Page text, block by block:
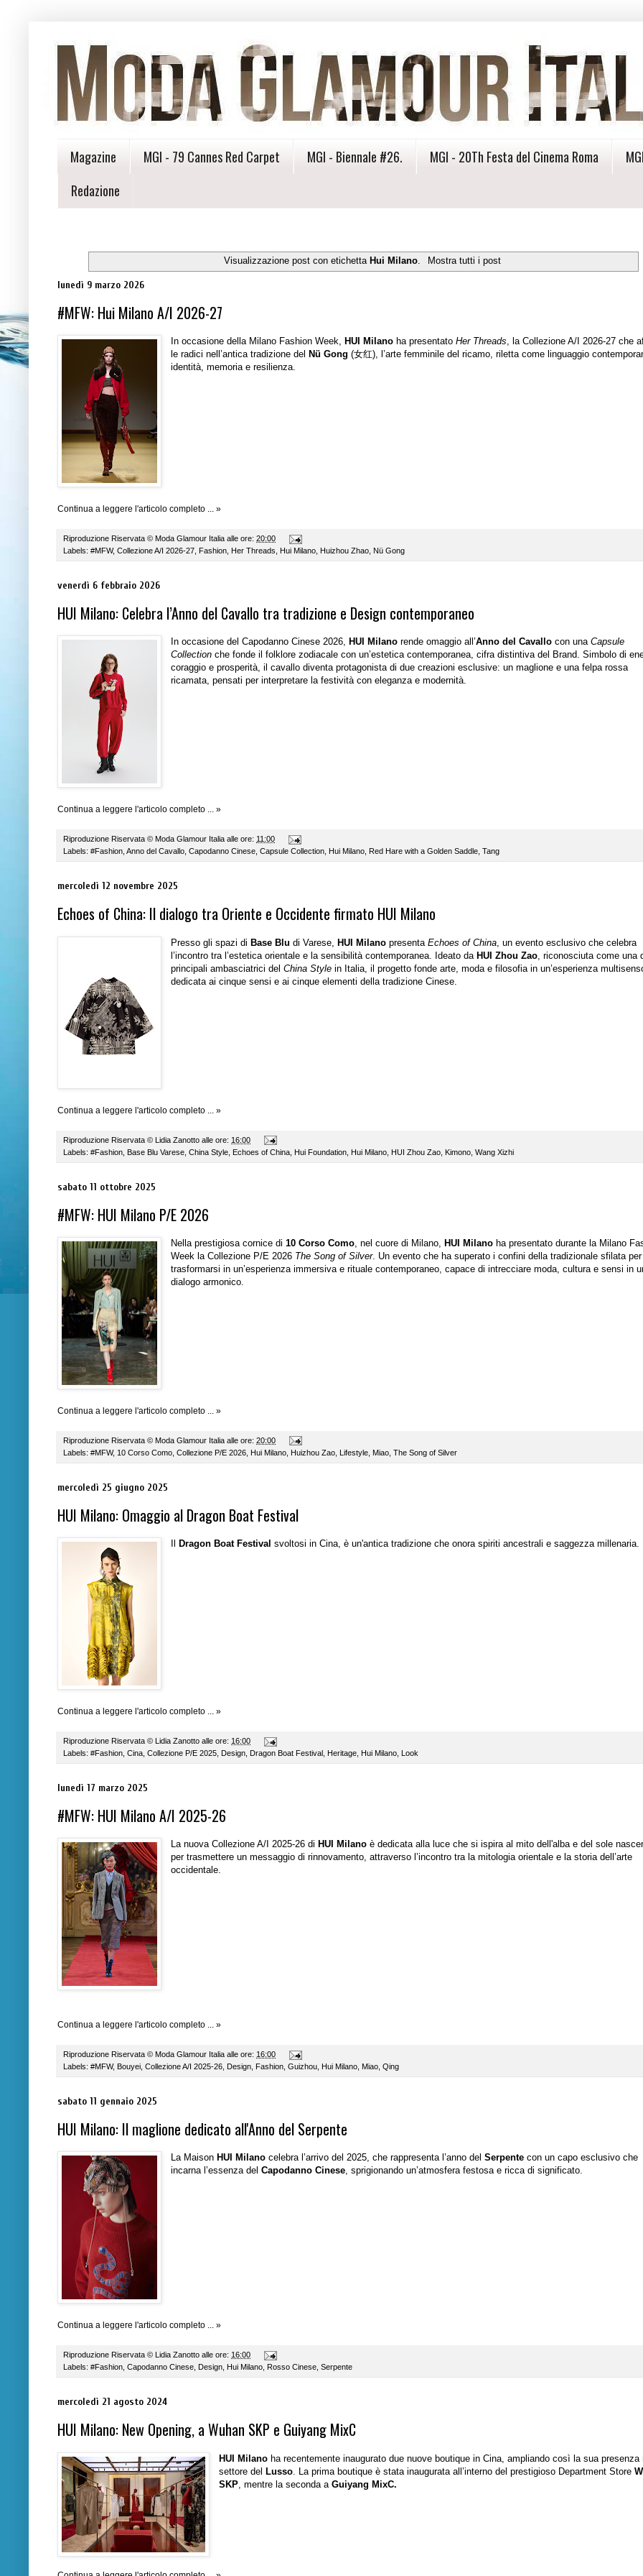
Magazine MGI - 79 Cannes Red Carpet MGI - Biennale #26. MGI - 20Th Festa del Cinema Roma
Redazione
Visualizzazione post con etichetta Hui Milano. Mostra tutti i post
lunedì 9 marzo 2026
#MFW: Hui Milano A/I 2026-27
In occasione della Milano Fashion Week, HUI Milano ha presentato Her Threads, la Collezione A/I 2026-27 che
le radici nell’antica tradizione del Nü Gong (女红), l’arte femminile del ricamo, riletta come linguaggio
identità, memoria e resilienza.
Continua a leggere l'articolo completo ... »
Riproduzione Riservata © Moda Glamour Italia alle ore: 20:00
Labels: #MFW, Collezione A/I 2026-27 Fashion Her Threads Hui Milano Huizhou Zhao Nü Gong
venerdì 6 febbraio 2026
HUI Milano: Celebra l’Anno del Cavallo tra tradizione e Design contemporaneo
In occasione del Capodanno Cinese 2026, HUI Milano rende omaggio all’Anno del Cavallo con una Capsule
Collection che fonde il folklore zodiacale con un’estetica contemporanea, cifra distintiva del Brand. Simbolo di
coraggio e prosperità, il cavallo diventa protagonista di due creazioni esclusive: un maglione e una felpa rossa
ricamata, pensati per interpretare la festività con eleganza e modernità.
Continua a leggere l'articolo completo ... »
Riproduzione Riservata © Moda Glamour Italia alle ore: 11:00
Labels: #Fashion, Anno del Cavallo, Capodanno Cinese, Capsule Collection, Hui Milano, Red Hare with a Golden Saddle, Tang
mercoledì 12 novembre 2025
Echoes of China: Il dialogo tra Oriente e Occidente firmato HUI Milano
Presso gli spazi di Base Blu di Varese HUI Milano presenta Echoes of China , un evento esclusivo che celebra
l’incontro tra l’estetica orientale e la sensibilità contemporanea. Ideato da HUI Zhou Zao , riconosciuta come una
principali ambasciatrici del China Style in Italia, il progetto fonde arte, moda e filosofia in un’esperienza
dedicata ai cinque sensi e ai cinque elementi della tradizione Cinese.
Continua a leggere l'articolo completo ... »
Riproduzione Riservata © Lidia Zanotto alle ore: 16:00
Labels: #Fashion Base Blu Varese China Style Echoes of China Hui Foundation Hui Milano HUI Zhou Zao Kimono Wang Xizhi
sabato 11 ottobre 2025
#MFW: HUI Milano P/E 2026
Nella prestigiosa cornice di 10 Corso Como , nel cuore di Milano, HUI Milano ha presentato durante la Milano
Week la Collezione P/E 2026 The Song of Silver. Un evento che ha superato i confini della tradizionale sfilata per
trasformarsi in un’esperienza immersiva e rituale contemporaneo, capace di intrecciare moda, cultura e sensi in
dialogo armonico.
Continua a leggere l'articolo completo ... »
Riproduzione Riservata © Moda Glamour Italia alle ore: 20:00
Labels: #MFW, 10 Corso Como Collezione P/E 2026 Hui Milano Huizhou Zao Lifestyle Miao The Song of Silver
mercoledì 25 giugno 2025
HUI Milano: Omaggio al Dragon Boat Festival
Dragon Boat Festival svoltosi in Cina, è un'antica tradizione che onora spiriti ancestrali e saggezza millenaria.
Continua a leggere l'articolo completo ... »
Riproduzione Riservata © Lidia Zanotto alle ore: 16:00
Labels: #Fashion Cina Collezione P/E 2025 Design Dragon Boat Festival Heritage Hui Milano Look
lunedì 17 marzo 2025
#MFW: HUI Milano A/I 2025-26
La nuova Collezione A/I 2025-26 di HUI Milano è dedicata alla luceche si ispira al mito dell'alba e del sole
per trasmettere un messaggio di rinnovamento, attraverso l’incontro tra la mitologia orientale e la storia dell’arte
occidentale.
Continua a leggere l'articolo completo ... »
Riproduzione Riservata © Moda Glamour Italia alle ore: 16:00
Labels: #MFW, Bouyei Collezione A/I 2025-26 Design Fashion Guizhou Hui Milano Miao Qing
sabato 11 gennaio 2025
HUI Milano: Il maglione dedicato all'Anno del Serpente
La Maison HUI Milano celebra l’arrivo del 2025, che rappresenta l’anno delSerpente con un capo esclusivo che
incarna l’essenza delCapodanno Cinese, sprigionando un’atmosfera festosa e ricca di significato.
Continua a leggere l'articolo completo ... »
Riproduzione Riservata © Lidia Zanotto alle ore: 16:00
Labels: #Fashion, Capodanno Cinese, Design, Hui Milano, Rosso Cinese, Serpente
mercoledì 21 agosto 2024
HUI Milano: New Opening, a Wuhan SKP e Guiyang MixC
HUI Milano ha recentemente inaugurato due nuove boutique in Cina, ampliando così la sua presenza
settore del Lusso . La prima boutique è stata inaugurata all’interno del prestigioso Department Store
SKP , mentre la seconda a Guiyang MixC.